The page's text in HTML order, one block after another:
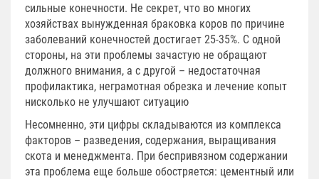
сильные конечности. Не секрет, что во многих
хозяйствах вынужденная браковка коров по причине
заболеваний конечностей достигает 25-35%. С одной
стороны, на эти проблемы зачастую не обращают
должного внимания, а с другой – недостаточная
профилактика, неграмотная обрезка и лечение копыт
нисколько не улучшают ситуацию
Несомненно, эти цифры складываются из комплекса
факторов – разведения, содержания, выращивания
скота и менеджмента. При беспривязном содержании
эта проблема еще больше обостряется: цементный или